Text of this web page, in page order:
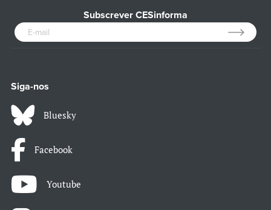
Subscrever CESinforma
Siga-nos
Bluesky
Facebook
Youtube